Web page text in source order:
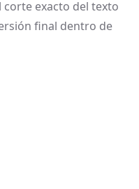
exacto del texto
final dentro de